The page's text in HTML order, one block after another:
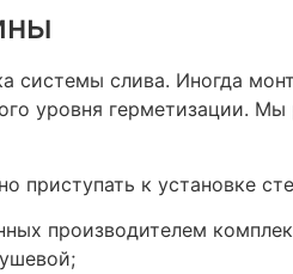
системы слива. Иногда
уровня герметизации.
приступать к установке
производителем